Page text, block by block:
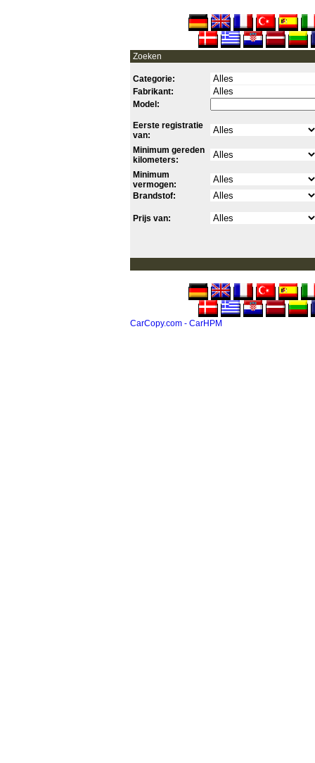
Zoeken
Categorie:
Fabrikant:
Model:
Eerste registratie
van:
Minimum gereden
kilometers:
Minimum
vermogen:
Brandstof:
Prijs van:
CarCopy.com - CarHPM